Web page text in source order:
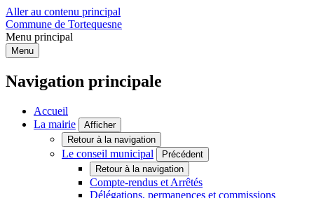
Aller au contenu principal
Commune de Tortequesne
Menu principal
Menu
Navigation principale
Accueil
La mairie
Afficher
Retour à la navigation
Le conseil municipal
Précédent
Retour à la navigation
Compte-rendus et Arrêtés
Délégations, permanences et commissions